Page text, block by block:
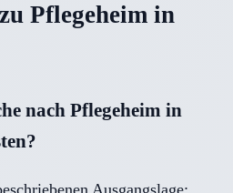
Pflegeheim in
nach Pflegeheim in
Ausgangslage: